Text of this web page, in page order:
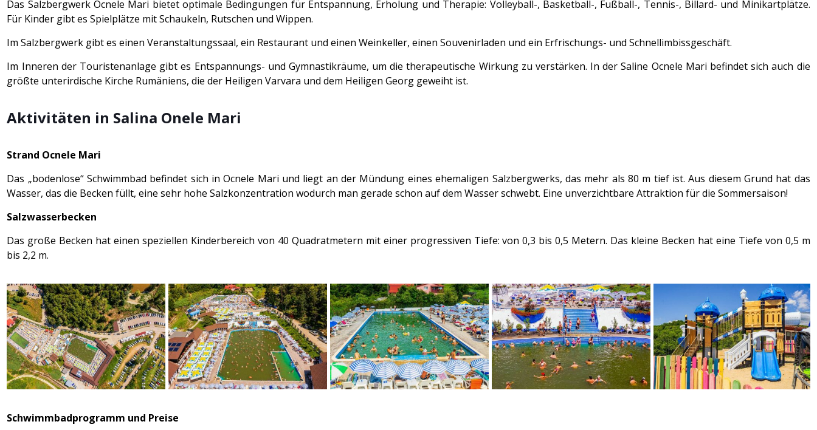
Das Salzbergwerk Ocnele Mari bietet optimale Bedingungen für Entspannung, Erholung und Therapie: Volleyball-, Basketball-, Fußball-, Tennis-, Billard- und Minikartplätze.
Für Kinder gibt es Spielplätze mit Schaukeln, Rutschen und Wippen.
Im Salzbergwerk gibt es einen Veranstaltungssaal, ein Restaurant und einen Weinkeller, einen Souvenirladen und ein Erfrischungs- und Schnellimbissgeschäft.
Im Inneren der Touristenanlage gibt es Entspannungs- und Gymnastikräume, um die therapeutische Wirkung zu verstärken. In der Saline Ocnele Mari befindet sich auch die
größte unterirdische Kirche Rumäniens, die der Heiligen Varvara und dem Heiligen Georg geweiht ist.
Aktivitäten in Salina Onele Mari
Strand Ocnele Mari
Das „bodenlose“ Schwimmbad befindet sich in Ocnele Mari und liegt an der Mündung eines ehemaligen Salzbergwerks, das mehr als 80 m tief ist. Aus diesem Grund hat das
Wasser, das die Becken füllt, eine sehr hohe Salzkonzentration wodurch man gerade schon auf dem Wasser schwebt. Eine unverzichtbare Attraktion für die Sommersaison!
Salzwasserbecken
Das große Becken hat einen speziellen Kinderbereich von 40 Quadratmetern mit einer progressiven Tiefe: von 0,3 bis 0,5 Metern. Das kleine Becken hat eine Tiefe von 0,5 m
bis 2,2 m.
Schwimmbadprogramm und Preise